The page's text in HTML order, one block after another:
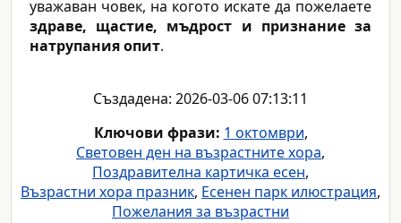
уважаван човек, на когото искате да пожелаете
здраве, щастие, мъдрост и признание за
натрупания опит.
Създадена: 2026-03-06 07:13:11
Ключови фрази: 1 октомври,
Световен ден на възрастните хора,
Поздравителна картичка есен,
Възрастни хора празник, Есенен парк илюстрация,
Пожелания за възрастни